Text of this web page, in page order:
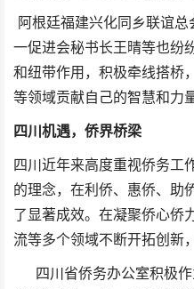
阿根廷福建兴化同乡联谊
一促进会秘书长王晴等也纷
和纽带作用，积极牵线搭桥
等领域贡献自己的智慧和力量
四川机遇，侨界桥梁
四川近年来高度重视侨务工
的理念，在利侨、惠侨、助
了显著成效。在凝聚侨心侨
流等多个领域不断开拓创新
四川省侨务办公室积极作